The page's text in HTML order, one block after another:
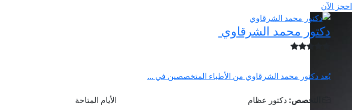
احجز الآن
دكتور محمد الشرقاوي
يُعد دكتور محمد الشرقاوي من الأطباء المتخصصين في ...
التخصص: دكتور عظام
الأيام المتاحة